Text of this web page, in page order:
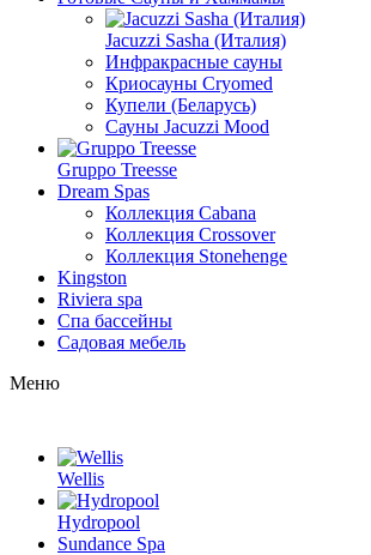
Jacuzzi Sasha (Италия)
Инфракрасные сауны
Криосауны Cryomed
Купели (Беларусь)
Сауны Jacuzzi Mood
Gruppo Treesse
Dream Spas
Коллекция Cabana
Коллекция Crossover
Коллекция Stonehenge
Kingston
Riviera spa
Спа бассейны
Садовая мебель
Меню
Wellis
Hydropool
Sundance Spa